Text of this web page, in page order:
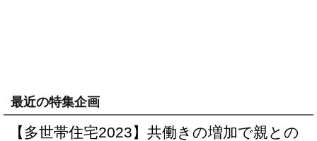
最近の特集企画
【多世帯住宅2023】共働きの増加で親との